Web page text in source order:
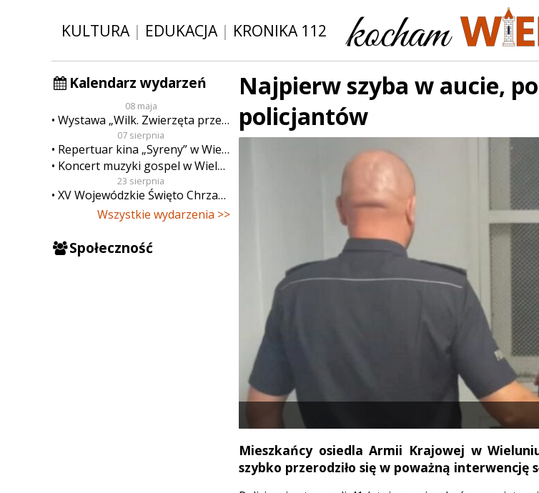
KULTURA| EDUKACJA| KRONIKA 112
Kalendarz wydarzeń
08 maja
Wystawa „Wilk. Zwierzęta przeklęte”
07 sierpnia
Repertuar kina „Syreny” w Wieluniu w dn. od 7 do 13 sierpnia
Koncert muzyki gospel w Wieluniu
23 sierpnia
XV Wojewódzkie Święto Chrzanu
Wszystkie wydarzenia >>
Społeczność
Najpierw szyba w aucie,
policjantów
Mieszkańcy osiedla Armii Krajowej w
szybko przerodziło się w poważną interwencję